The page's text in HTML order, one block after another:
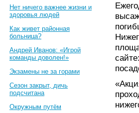
Нет ничего важнее жизни и
здоровья людей
Как живет районная
больница?
Андрей Иванов: «Игрой
команды доволен!»
Экзамены не за горами
Сезон закрыт, дичь
подсчитана
Окружным путём